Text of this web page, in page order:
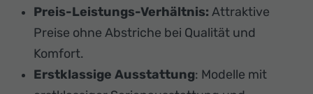
Preis-Leistungs-Verhältnis: Attraktive
Preise ohne Abstriche bei Qualität und
Komfort.
Erstklassige Ausstattung: Modelle mit